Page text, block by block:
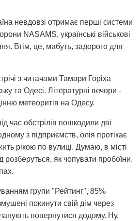
невдовзі отримає перші системи
NASAMS, українські військові
Втім, це, мабуть, задорого для
з читачами Тамари Горіха
та Одесі. Літературні вечори -
метеоритів на Одесу.
час обстрілів пошкодили дві
з підприємств, олія протікає
рікою по вулиці. Думаю, в місті
розберуться, як чопувати пробоїни.
групи "Рейтинг", 85%
покинути свій дім через
повернутися додому. Ну,